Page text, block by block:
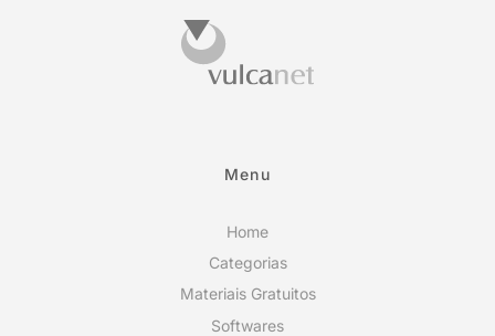
Menu
Home
Categorias
Materiais Gratuitos
Softwares